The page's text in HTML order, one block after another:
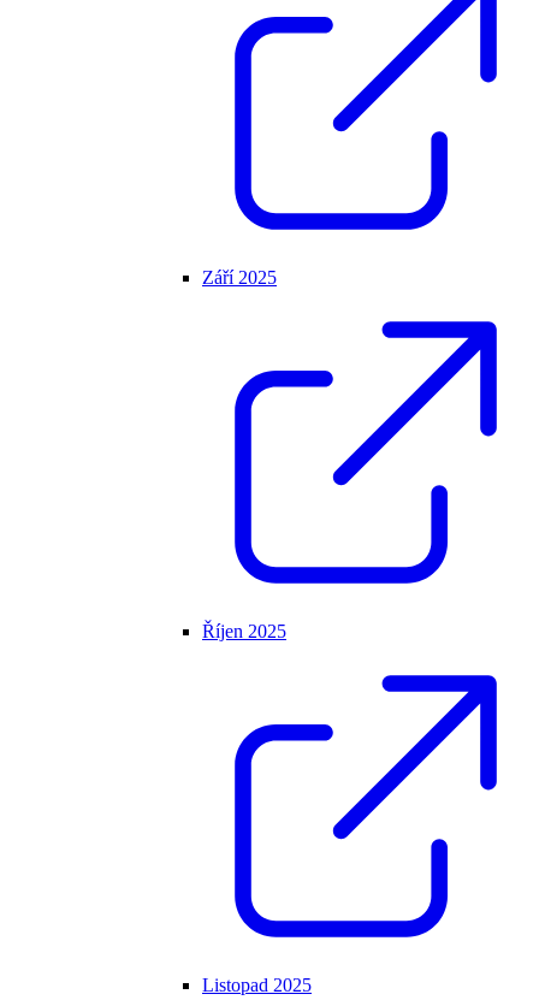
Září 2025
Říjen 2025
Listopad 2025